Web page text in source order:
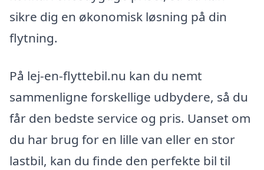
sikre dig en økonomisk løsning på din
flytning.
På lej-en-flyttebil.nu kan du nemt
sammenligne forskellige udbydere, så du
får den bedste service og pris. Uanset om
du har brug for en lille van eller en stor
lastbil, kan du finde den perfekte bil til